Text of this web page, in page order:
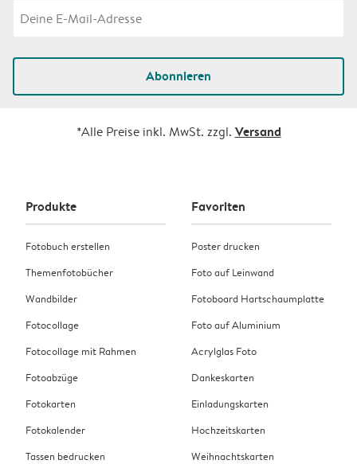
Abonnieren
*Alle Preise inkl. MwSt. zzgl. Versand
Produkte
Fotobuch erstellen
Themenfotobücher
Wandbilder
Fotocollage
Fotocollage mit Rahmen
Fotoabzüge
Fotokarten
Fotokalender
Tassen bedrucken
Favoriten
Poster drucken
Foto auf Leinwand
Fotoboard Hartschaumplatte
Foto auf Aluminium
Acrylglas Foto
Dankeskarten
Einladungskarten
Hochzeitskarten
Weihnachtskarten